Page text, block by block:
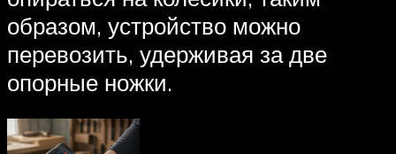
образом, устройство можно
перевозить, удерживая за две
опорные ножки.